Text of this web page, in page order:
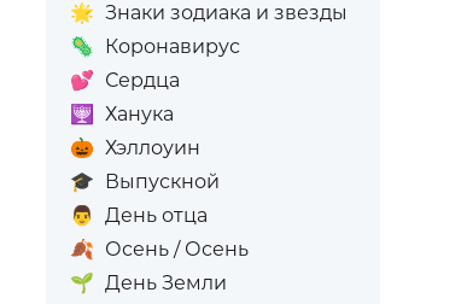
🌟 Знаки зодиака и звезды
🦠 Коронавирус
💕 Сердца
🕎
Ханука
🎃 Хэллоуин
🎓 Выпускной
👨 День отца
🍂 Осень / Осень
🌱 День Земли